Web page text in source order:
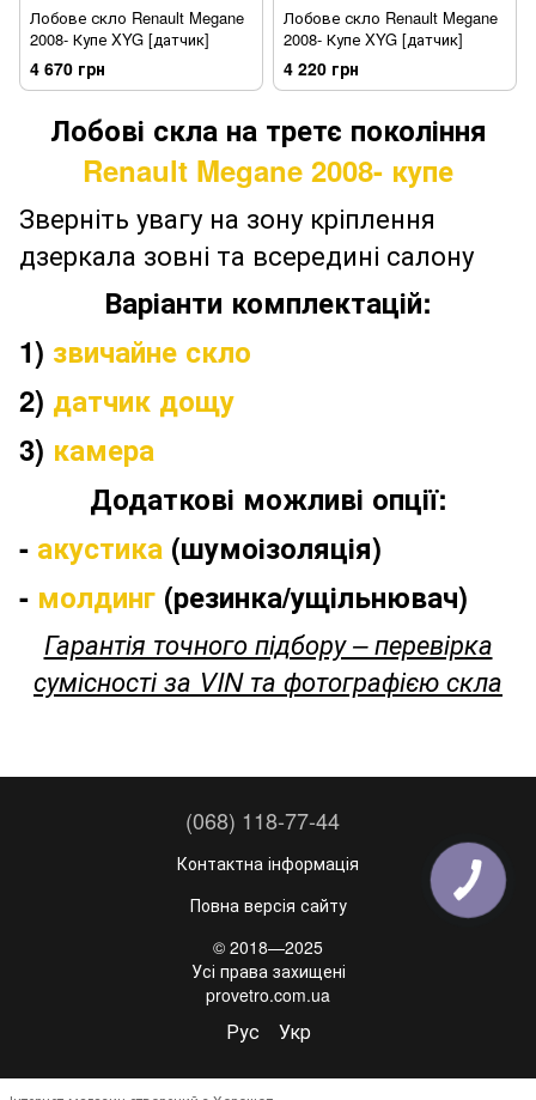
Лобове скло Renault Megane
2008- Купе XYG [датчик]
4 670 грн
Лобове скло Renault Megane
2008- Купе XYG [датчик]
4 220 грн
Лобові скла на третє покоління
Renault Megane 2008- купе
Зверніть увагу на зону кріплення
дзеркала зовні та всередині салону
Варіанти комплектацій:
1) звичайне скло
2) датчик дощу
3) камера
Додаткові можливі опції:
- акустика (шумоізоляція)
- молдинг (резинка/ущільнювач)
Гарантія точного підбору – перевірка
сумісності за VIN та фотографією скла
(068) 118-77-44
Контактна інформація
Повна версія сайту
© 2018—2025
Усі права захищені
provetro.com.ua
Рус Укр